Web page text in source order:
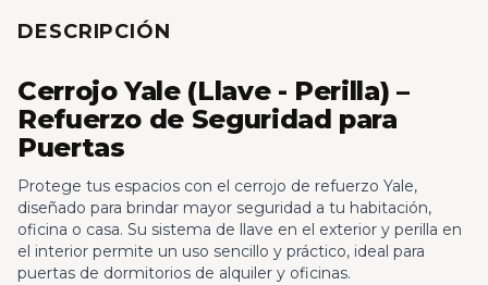
DESCRIPCIÓN
Cerrojo Yale (Llave - Perilla) –
Refuerzo de Seguridad para
Puertas
Protege tus espacios con el cerrojo de refuerzo Yale,
diseñado para brindar mayor seguridad a tu habitación,
oficina o casa. Su sistema de llave en el exterior y perilla en
el interior permite un uso sencillo y práctico, ideal para
puertas de dormitorios de alquiler y oficinas.